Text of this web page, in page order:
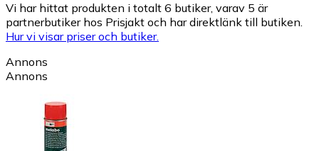
Vi har hittat produkten i totalt 6 butiker, varav 5 är
partnerbutiker hos Prisjakt och har direktlänk till butiken.
Hur vi visar priser och butiker.
Annons
Annons